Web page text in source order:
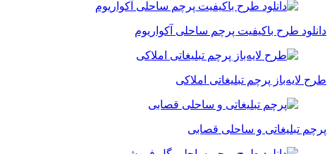
دانلود طرح باکیفیت پرچم ساحلی آکواریوم
طرح لایه‌باز پرچم تبلیغاتی املاکی
پرچم تبلیغاتی و ساحلی قصابی